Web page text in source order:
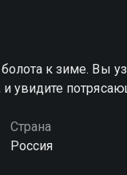
к зиме. Вы
увидите
Страна
Россия